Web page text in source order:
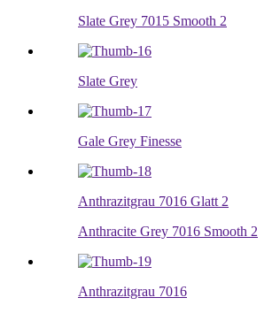
Slate Grey 7015 Smooth 2
Slate Grey
Gale Grey Finesse
Anthrazitgrau 7016 Glatt 2
Anthracite Grey 7016 Smooth 2
Anthrazitgrau 7016